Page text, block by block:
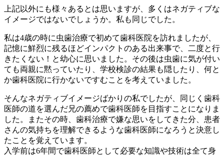
上記以外にも様々あるとは思いますが、多くはネガティブな
イメージではないでしょうか。私も同じでした。
私は4歳の時に虫歯治療で初めて歯科医院を訪れましたが、
記憶に鮮烈に残るほどインパクトのある出来事で、二度と行
きたくない！と幼心に思いました。その後は虫歯に気が付い
ても両親に黙っていたり、学校検診の結果も隠したり、何と
か歯科医院に行かないですむことを考えていました。
そんなネガティブイメージばかりの私でしたが、同じく歯科
医師の道を選んだ兄の薦めで歯科医師を目指すことになりま
した。またその時、歯科治療で嫌な思いをしてきた分、患者
さんの気持ちを理解できるような歯科医師になろうと決意し
たことを覚えています。
入学前は6年間で歯科医師として必要な知識や技術は全て身